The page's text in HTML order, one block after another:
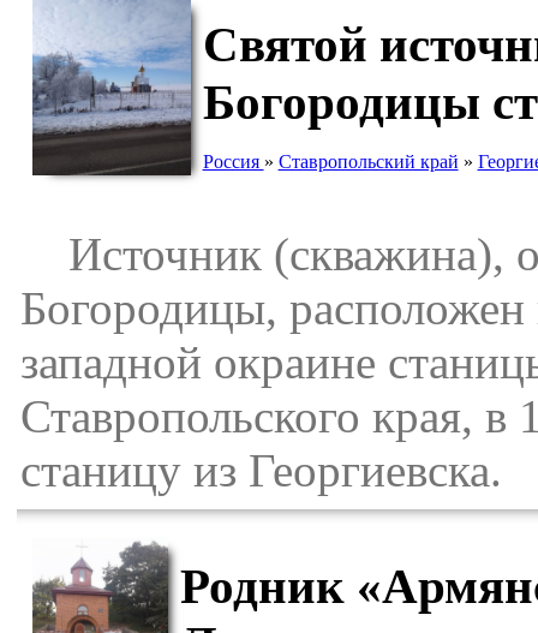
Святой
Богородицы
Россия » Ставропольский край »
Источник (скважина),
Богородицы, расположен
западной окраине
Ставропольского края, в
станицу из Георгиевска.
Родник